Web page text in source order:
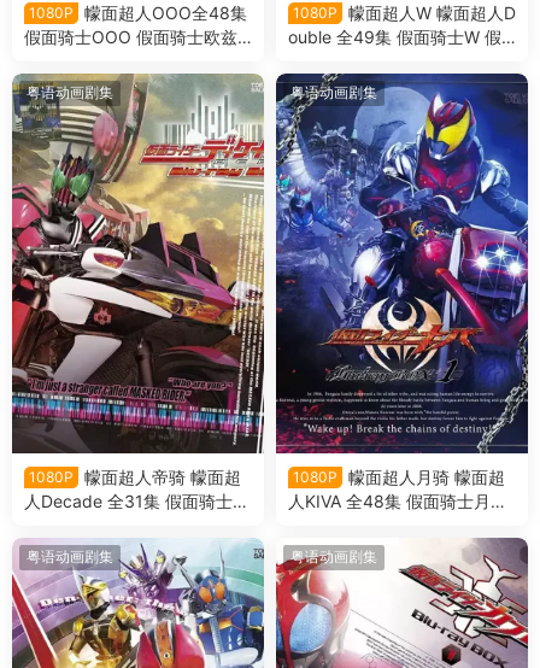
1080P
幪面超人OOO全48集
假面骑士OOO 假面骑士欧兹
1080P
幪面超人W 幪面超人D
ouble 全49集 假面骑士W 假
粤语版
粤语动画剧集
1080P
幪面超人帝骑 幪面超
人Decade 全31集 假面骑士帝
粤语动画剧集
1080P
幪面超人月骑 幪面超
人KIVA 全48集 假面骑士月骑
粤语动画剧集 粤语动画剧集